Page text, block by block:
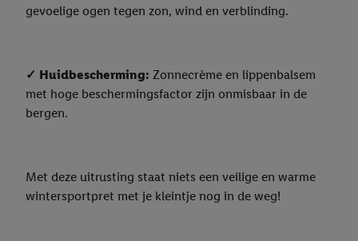
gevoelige ogen tegen zon, wind en verblinding.
✓ Huidbescherming: Zonnecrème en lippenbalsem
met hoge beschermingsfactor zijn onmisbaar in de
bergen.
Met deze uitrusting staat niets een veilige en warme
wintersportpret met je kleintje nog in de weg!